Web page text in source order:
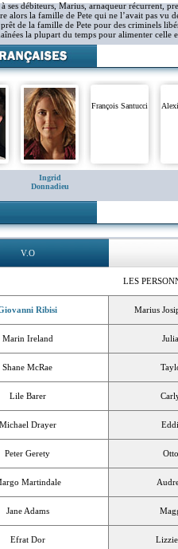
ses débiteurs, Marius, arnaqueur récurrent,
alors la famille de Pete qui ne l’avait pas vu
de la famille de Pete pour des criminels
la plupart du temps pour alimenter celle
Ingrid
Donnadieu
François Santucci
V.O
LES
Ribisi Marius
Marin Ireland
Shane McRae
Lile Barer
Michael Drayer
Peter Gerety
Martindale
Jane Adams
Efrat Dor